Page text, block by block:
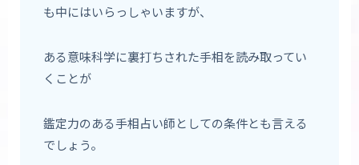
も中にはいらっしゃいますが、
ある意味科学に裏打ちされた手相を読み取ってい
くことが
鑑定力のある手相占い師としての条件とも言える
でしょう。